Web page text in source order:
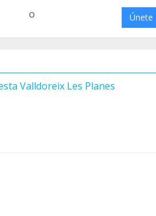
o Únete
Valldoreix Les Planes